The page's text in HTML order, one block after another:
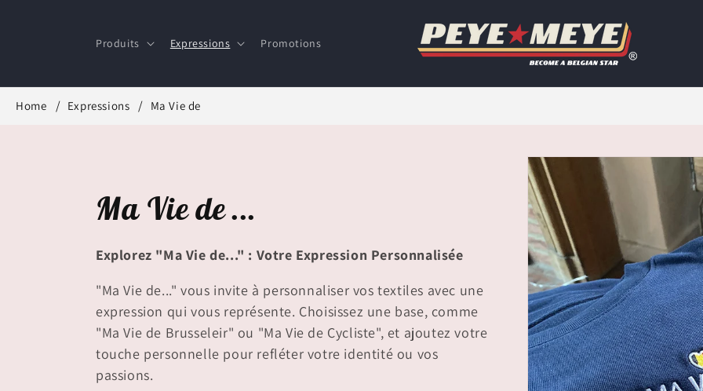
Produits Expressions Promotions
Home Expressions Ma Vie de
C
o
l
l
e
Ma Vie de ...
Explorez "Ma Vie de..." : Votre Expression Personnalisée
"Ma Vie de..." vous invite à personnaliser vos textiles avec une
expression qui vous représente. Choisissez une base, comme
"Ma Vie de Brusseleir" ou "Ma Vie de Cycliste", et ajoutez votre
touche personnelle pour refléter votre identité ou vos
passions.